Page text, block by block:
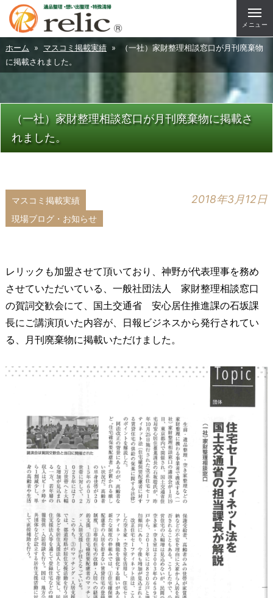
メニュー
ホーム » マスコミ掲載実績» （一社）家財整理相談窓口が月刊廃棄物
に掲載されました。
（一社）家財整理相談窓口が月刊廃棄物に掲載さ
れました。
マスコミ掲載実績
現場ブログ・お知らせ
2018年3月12日
レリックも加盟させて頂いており、神野が代表理事を務め
させていただいている、一般社団法人 家財整理相談窓口
の賀詞交歓会にて、国土交通省 安心居住推進課の石坂課
長にご講演頂いた内容が、日報ビジネスから発行されてい
る、月刊廃棄物に掲載いただけました。